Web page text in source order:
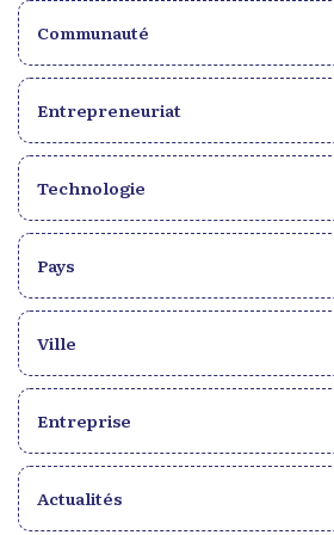
spiritualité, de
culturelle. Chaque
jeux traditionnels,
culturel qui fait la fierté
le cœur battant de la
qui continue de se
Communauté
Entrepreneuriat
Technologie
Pays
Ville
Entreprise
Actualités